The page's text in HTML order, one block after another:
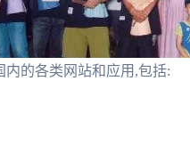
内的各类网站和应用,包括: